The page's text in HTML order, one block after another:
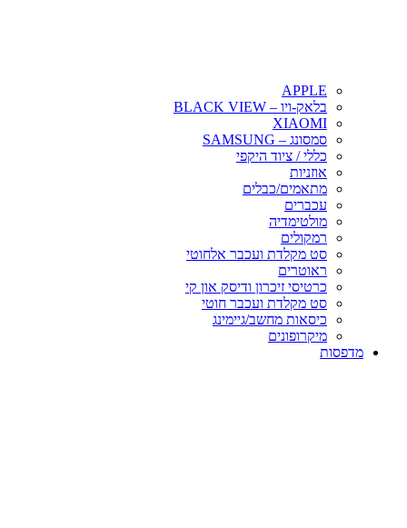
APPLE
בלאק-ויו – BLACK VIEW
XIAOMI
סמסונג – SAMSUNG
כללי / ציוד היקפי
אוזניות
מתאמים/כבלים
עכברים
מולטימדיה
רמקולים
סט מקלדת ועכבר אלחוטי
ראוטרים
כרטיסי זיכרון ודיסק און קי
סט מקלדת ועכבר חוטי
כיסאות מחשב/גיימינג
מיקרופונים
מדפסות